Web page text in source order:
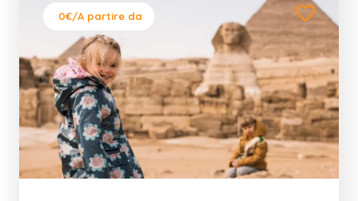
0€/A partire da